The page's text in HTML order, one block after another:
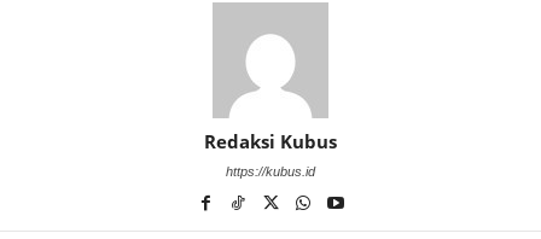
Redaksi Kubus
https://kubus.id